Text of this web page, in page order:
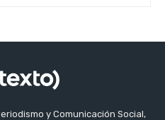
y Comunicación Social,